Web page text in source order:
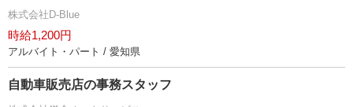
株式会社D-Blue
時給1,200円
アルバイト・パート / 愛知県
自動車販売店の事務スタッフ